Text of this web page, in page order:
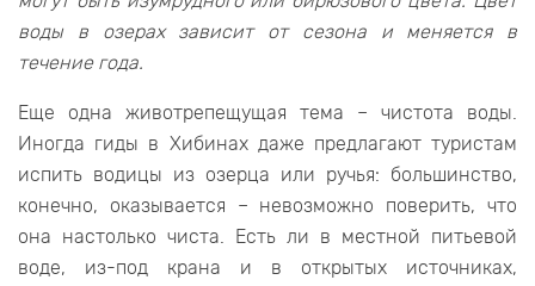
воды в озерах зависит от сезона и меняется в
течение года.
Еще одна животрепещущая тема – чистота воды.
Иногда гиды в Хибинах даже предлагают туристам
испить водицы из озерца или ручья: большинство,
конечно, оказывается – невозможно поверить, что
она настолько чиста. Есть ли в местной питьевой
воде, из-под крана и в открытых источниках,